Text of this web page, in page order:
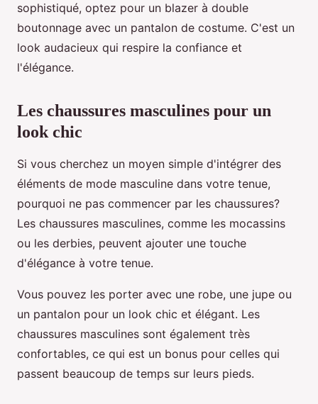
sophistiqué, optez pour un blazer à double
boutonnage avec un pantalon de costume. C'est un
look audacieux qui respire la confiance et
l'élégance.
Les chaussures masculines pour un
look chic
Si vous cherchez un moyen simple d'intégrer des
éléments de mode masculine dans votre tenue,
pourquoi ne pas commencer par les chaussures?
Les chaussures masculines, comme les mocassins
ou les derbies, peuvent ajouter une touche
d'élégance à votre tenue.
Vous pouvez les porter avec une robe, une jupe ou
un pantalon pour un look chic et élégant. Les
chaussures masculines sont également très
confortables, ce qui est un bonus pour celles qui
passent beaucoup de temps sur leurs pieds.